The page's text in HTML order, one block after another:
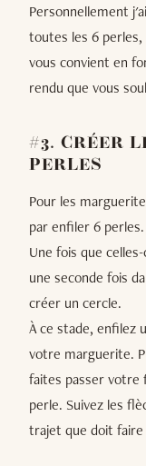
Personnellement
toutes les 6 perles,
vous convient en
rendu que vous
#3. CRÉER
PERLES
Pour les
par enfiler 6
Une fois que
une seconde fois
créer un cercle.
À ce stade, enfilez
votre marguerite.
faites passer votre
perle. Suivez les
trajet que doit faire